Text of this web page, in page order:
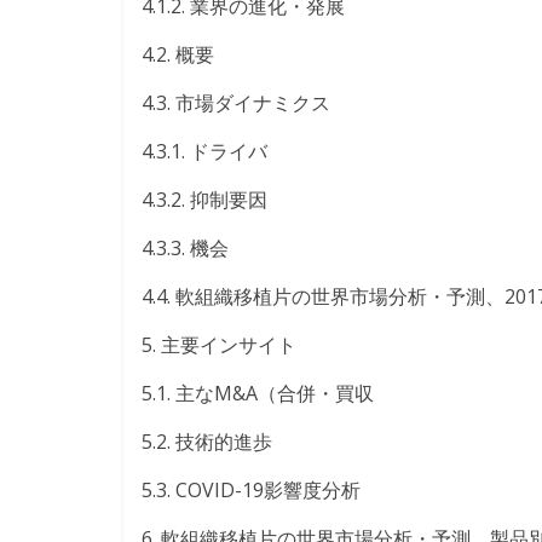
4.1.2. 業界の進化・発展
4.2. 概要
4.3. 市場ダイナミクス
4.3.1. ドライバ
4.3.2. 抑制要因
4.3.3. 機会
4.4. 軟組織移植片の世界市場分析・予測、
5. 主要インサイト
5.1. 主なM&A（合併・買収
5.2. 技術的進歩
5.3. COVID-19影響度分析